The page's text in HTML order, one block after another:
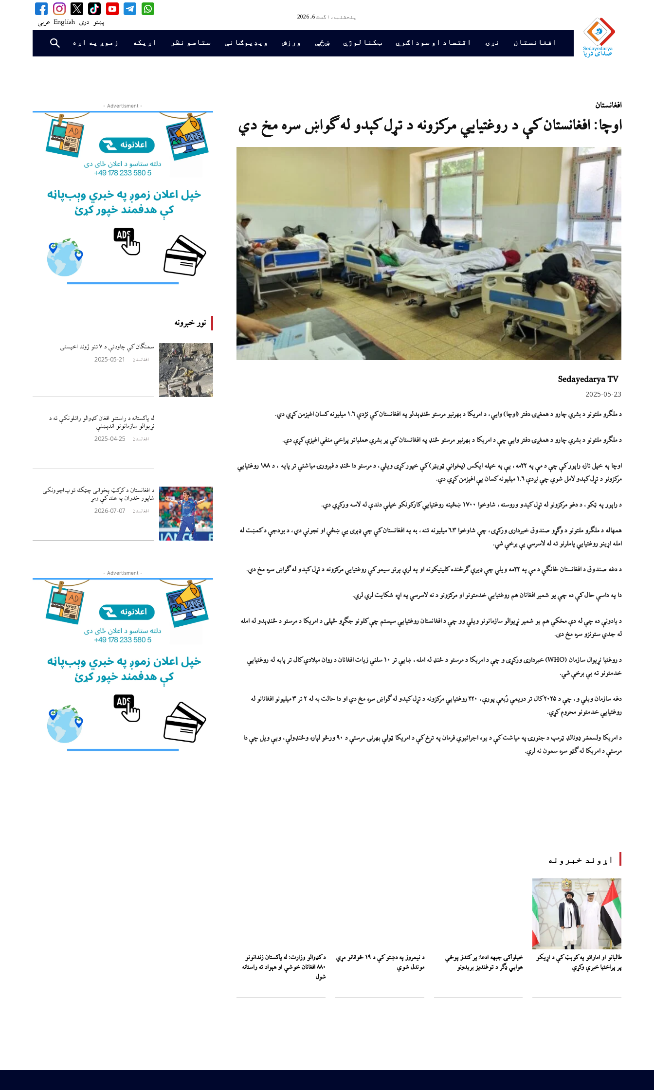
پښتو دری English عربی
پنجشنبه, اگست 6, 2026
افغانستان نړۍ اقتصاد او سوداګري ټکنالوژي ښځې ورزش ویډیوګانې ستاسو نظر اړیکه زموږ په اړه
- Advertisment -
نور خبرونه
سمنګان کې چاودنې د ۷ تنو ژوند اخيستی
افغانستان 2025-05-21
له پاکستانه د راستنو افغان کډوالو راتلونکې ته د
نړيوالو سازمانونو اندېښنې
افغانستان 2025-04-25
د افغانستان د کرکټ پخوانی چټک توپ‌اچوونکی
شاپور ځدران په هند کې ومړ
افغانستان 2026-07-07
- Advertisment -
افغانستان
اوچا: افغانستان کې د روغتیايي مرکزونه د تړل کېدو له ګواښ سره مخ دي
Sedayedarya TV
2025-05-23
د ملګرو ملتونو د بشري چارو د همغږۍ دفتر (اوچا) وایي، د امریکا د بهرنیو مرستو ځنډېدلو په افغانستان کې نژدې ۱.۶ میلیونه کسان اغېزمن کړي دي.
د ملګرو ملتونو د بشري چارو د همغږۍ دفتر وایي چې د امریکا د بهرنیو مرستو ځنډ په افغانستان کې پر بشري عملیاتو پراخې منفي اغېزې کړې دي.
اوچا په خپل تازه راپور کې چې د مې په ۲۲مه، یې په خپله ایکس (پخواني ټویټر) کې خپور کړی ویلي، د مرستو دا ځنډ د فبرورۍ میاشتې تر پایه ، د ۱۸۸ روغتیايي
مرکزونو د تړل کېدو لامل شوي چې نږدې ۱.۶ میلیونه کسان یې اغېزمن کړي دي.
د راپور په ټکو، د دغو مرکزونو له تړل کېدو وروسته، شاوخوا ۱۷۰۰ ښځینه روغتیايي کارکونکو خپلې دندې له لاسه ورکړي دي.
همهاله د ملګرو ملتونو د وګړو صندوق خبرداری ورکړی، چې شاوخوا ۶.۳ میلیونه تنه، به په افغانستان کې چې ډېری یې ښځې او نجونې دي، د بودجې د کمښت له
امله اړینو روغتیايي پاملرنو ته له لاسرسي بې برخې شي.
د دغه صندوق د افغانستان څانګې د مې په ۲۲مه ویلي چې ډیرې ګرځنده کلینیکونه او په لرې پرتو سیمو کې روغتیايي مرکزونه د تړل کېدو له ګواښ سره مخ دي.
دا په داسې حال کې ده چې یو شمیر افغانان هم روغتیايي خدمتونو او مرکزونو د نه لاسرسي په اړه شکایت لري لري.
د یادونې ده چې له دې مخکې هم یو شمیر نړیوالو سازمانونو ویلي وو چې د افغانستان روغتیايي سیستم چې کلونو جګړو ځپلی د امریکا د مرستو د ځنډېدو له امله
له جدي ستونزو سره مخ دی.
د روغتیا نړیوال سازمان (WHO) خبرداری ورکړی و چې د امریکا د مرستو د ځنډ له امله، ښایي تر ۱۰ سلنې زیات افغانان د روان میلادي کال تر پایه له روغتیايي
خدمتونو ته بې برخې شي.
دغه سازمان ویلي و، چې د ۲۰۲۵ کال تر دریمې رُبعې پورې، ۲۲۰ روغتیايي مرکزونه د تړل کېدو له ګواښ سره مخ دي او دا حالت به له ۲ تر ۳ میلیونو افغانانو له
روغتیايي خدمتونو محروم کړي.
د امریکا ولسمشر ډونالډ ټرمپ د جنورۍ په میاشت کې د یوه اجرائیوي فرمان په ترڅ کې د امریکا ټولې بهرنۍ مرستې د ۹۰ ورځو لپاره وځنډولې، ویې ویل چې دا
مرستې د امریکا له ګټو سره سمون نه لري.
اړوند خبرونه
طالبانو او اماراتو په کوېټ کې د اړیکو
پر پراختیا خبرې وکړي
خپلواکۍ جبهه ادعا: پر کندز پوځي
هوايي ډګر د توغندیز بریدونو
د نیمروز په دښتو کې د ۱۹ ځوانانو مړي
موندل شوي
د کډوالو وزارت: له پاکستان زندانونو
۸۸۰ افغانان خوشې او هېواد ته راستانه
شول